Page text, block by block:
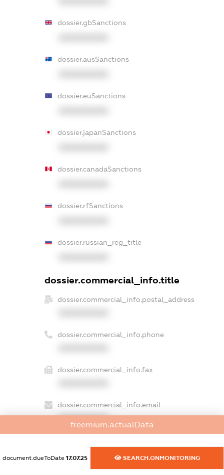
dossier.gbSanctions
dossier.ausSanctions
dossier.euSanctions
dossier.japanSanctions
dossier.canadaSanctions
dossier.rfSanctions
dossier.russian_reg_title
dossier.commercial_info.title
dossier.commercial_info.postal_address
dossier.commercial_info.phone
dossier.commercial_info.fax
dossier.commercial_info.email
freemium.actualData
document.dueToDate 17.07.25 SEARCH.ONMONITORING